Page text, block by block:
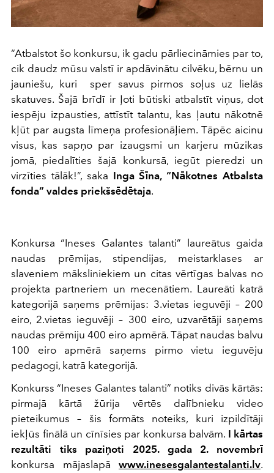
“Atbalstot šo konkursu, ik gadu pārliecināmies par to,
cik daudz mūsu valstī ir apdāvinātu cilvēku, bērnu un
jauniešu, kuri sper savus pirmos soļus uz lielās
skatuves. Šajā brīdī ir ļoti būtiski atbalstīt viņus, dot
iespēju izpausties, attīstīt talantu, kas ļautu nākotnē
kļūt par augsta līmeņa profesionāļiem. Tāpēc aicinu
visus, kas sapņo par izaugsmi un karjeru mūzikas
jomā, piedalīties šajā konkursā, iegūt pieredzi un
virzīties tālāk!”, saka Inga Šīna, “Nākotnes Atbalsta
fonda” valdes priekšsēdētaja.
Konkursa “Ineses Galantes talanti” laureātus gaida
naudas prēmijas, stipendijas, meistarklases ar
slaveniem māksliniekiem un citas vērtīgas balvas no
projekta partneriem un mecenātiem. Laureāti katrā
kategorijā saņems prēmijas: 3.vietas ieguvēji – 200
eiro, 2.vietas ieguvēji – 300 eiro, uzvarētāji saņems
naudas prēmiju 400 eiro apmērā. Tāpat naudas balvu
100 eiro apmērā saņems pirmo vietu ieguvēju
pedagogi, katrā kategorijā.
Konkurss “Ineses Galantes talanti” notiks divās kārtās:
pirmajā kārtā žūrija vērtēs dalībnieku video
pieteikumus – šis formāts noteiks, kuri izpildītāji
iekļūs finālā un cīnīsies par konkursa balvām. I kārtas
rezultāti tiks paziņoti 2025. gada 2. novembrī
konkursa mājaslapā www.inesesgalantestalanti.lv.